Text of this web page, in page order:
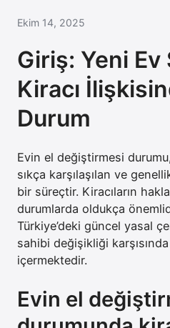
Ekim 14, 2025
Giriş: Yeni Ev
Kiracı
Durum
Evin el değiştirmesi
sıkça karşılaşılan ve
bir süreçtir. Kiracıların
durumlarda oldukça
Türkiye’deki güncel yasal
sahibi değişikliği
içermektedir.
Evin el